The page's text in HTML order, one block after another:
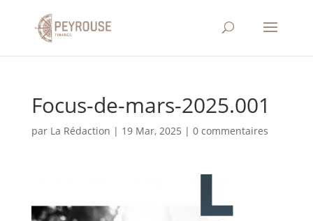
Focus-de-mars-2025.001
par La Rédaction | 19 Mar, 2025 | 0 commentaires